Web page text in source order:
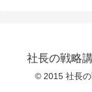
社長の戦略
© 2015 社長の